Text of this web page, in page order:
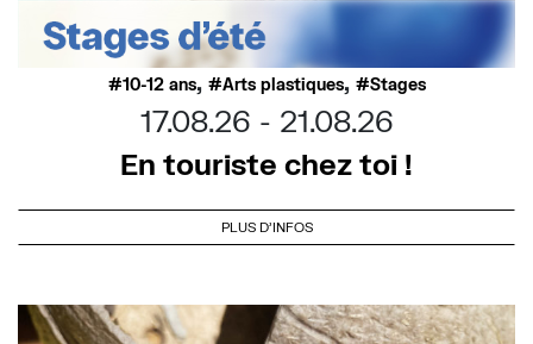
10-12 ans, Arts plastiques, Stages
17.08.26
21.08.26
En touriste chez toi !
PLUS D'INFOS